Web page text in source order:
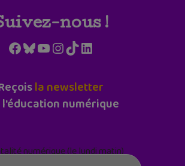
nous !
Facebook
Bluesky
YouTube
Instagram
TikTokLinkedIn
la newsletter
numérique
numérique (le lundi matin)